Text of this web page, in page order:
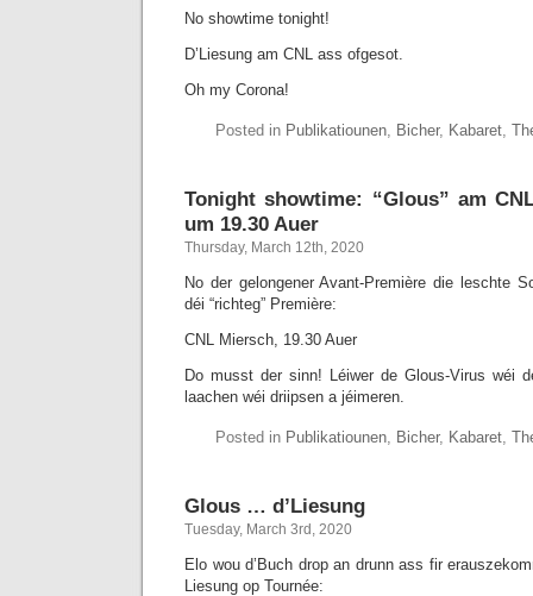
No showtime tonight!
D’Liesung am CNL ass ofgesot.
Oh my Corona!
Posted in Publikatiounen, Bicher, Kabaret,
Tonight showtime: “Glous” am
um 19.30 Auer
Thursday, March 12th, 2020
No der gelongener Avant-Première die leschte
déi “richteg” Première:
CNL Miersch, 19.30 Auer
Do musst der sinn! Léiwer de Glous-Virus wéi
laachen wéi driipsen a jéimeren.
Posted in Publikatiounen, Bicher, Kabaret,
Glous … d’Liesung
Tuesday, March 3rd, 2020
Elo wou d’Buch drop an drunn ass fir
Liesung op Tournée: